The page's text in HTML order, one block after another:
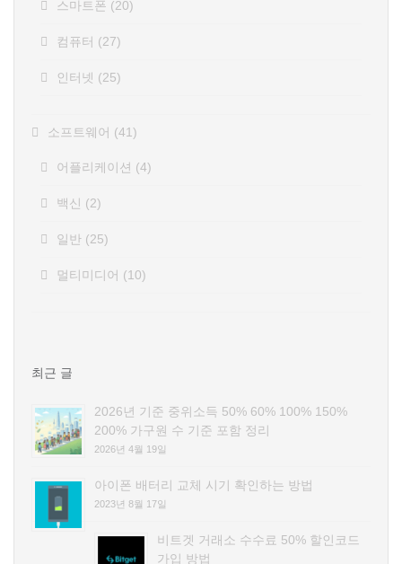
스마트폰 (20)
컴퓨터 (27)
인터넷 (25)
소프트웨어 (41)
어플리케이션 (4)
백신 (2)
일반 (25)
멀티미디어 (10)
최근 글
2026년 기준 중위소득 50% 60% 100% 150%
200% 가구원 수 기준 포함 정리
2026년 4월 19일
아이폰 배터리 교체 시기 확인하는 방법
2023년 8월 17일
비트겟 거래소 수수료 50% 할인코드
가입 방법